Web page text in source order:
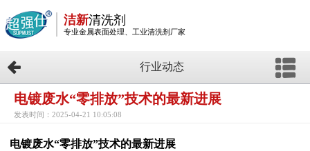
洁新清洗剂
专业金属表面处理、工业清洗剂厂家
行业动态
电镀废水“零排放”技术的最新进展
发表时间：2025-04-21 10:05:08
电镀废水“零排放”技术的最新进展